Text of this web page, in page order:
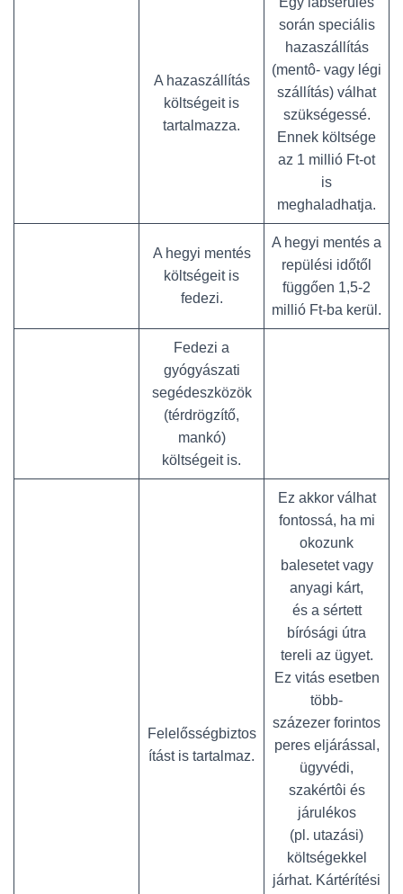
A hazaszállítás
költségeit is
tartalmazza.
során speciális
hazaszállítás
(mentô- vagy légi
szállítás) válhat
szükségessé.
Ennek költsége
az 1 millió Ft-ot
is
meghaladhatja.
A hegyi mentés
költségeit is
fedezi.
A hegyi mentés a
repülési időtől
függően 1,5-2
millió Ft-ba kerül.
Fedezi a
gyógyászati
segédeszközök
(térdrögzítő,
mankó)
költségeit is.
Felelősségbiztos
ítást is tartalmaz.
Ez akkor válhat
fontossá, ha mi
okozunk
balesetet vagy
anyagi kárt,
és a sértett
bírósági útra
tereli az ügyet.
Ez vitás esetben
több-
százezer forintos
peres eljárással,
ügyvédi,
szakértôi és
járulékos
(pl. utazási)
költségekkel
járhat. Kártérítési